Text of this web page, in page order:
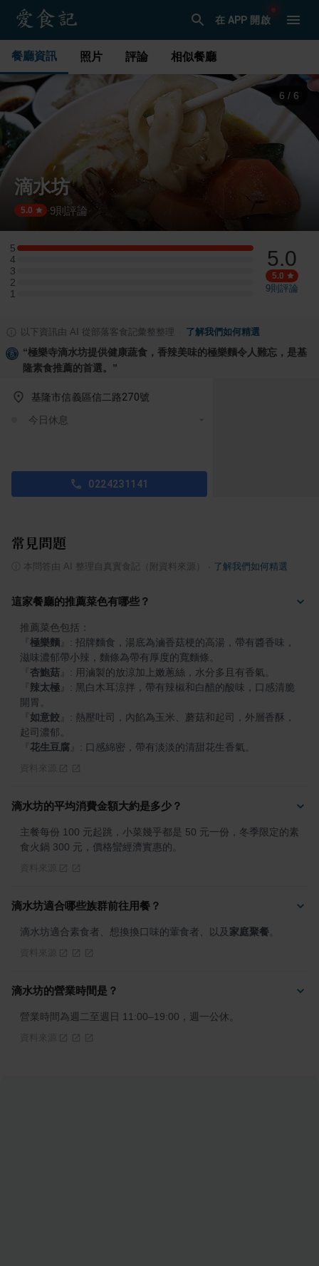
在 APP 開啟
餐廳資訊 照片 評論 相似餐廳
1 / 6
滴水坊
5.0 ·9則評論
5
5 星：2 則評論
4
4 星：0 則評論
3
3 星：0 則評論
2
2 星：0 則評論
1
1 星：0 則評論
5.0
5.0
9則評論
以下資訊由 AI 從部落客食記彙整整理 了解我們如何精選
“極樂寺滴水坊提供健康蔬食，香辣美味的極樂麵令人難忘，是基
隆素食推薦的首選。 ”
基隆市信義區信二路270號
今日休息
0224231141
常見問題
本問答由 AI 整理自真實食記（附資料來源） 了解我們如何精選
這家餐廳的推薦菜色有哪些？
極樂麵
: 招牌麵食，湯底為滷香菇梗的高湯，帶有醬香味，
杏鮑菇
辣太極
: 黑白木耳涼拌，帶有辣椒和白醋的酸味，口感清脆
如意餃
: 熱壓吐司，內餡為玉米、蘑菇和起司，外層香酥，
花生豆腐 : 口感綿密，帶有淡淡的清甜花生香氣。
滴水坊的平均消費金額大約是多少？
主餐每份 100 元起跳，小菜幾乎都是 50 元一份，冬季限定的素
食火鍋 300 元，價格蠻經濟實惠的。
滴水坊適合哪些族群前往用餐？
滴水坊適合素食者、想換換口味的葷食者、以及 家庭聚餐
滴水坊的營業時間是？
營業時間為週二至週日 11:00–19:00，週一公休。